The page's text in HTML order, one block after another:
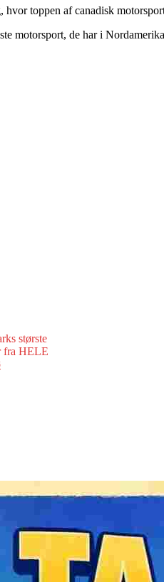
toppen af canadisk
motorsport, de har i
største
fra HELE